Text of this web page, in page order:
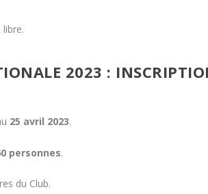
2023 :
25 avril 2023.
personnes.
du Club.